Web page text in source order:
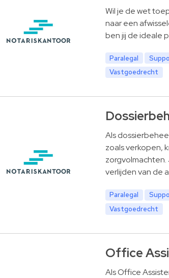
Wil je de wet
naar een
ben jij de ideale
Paralegal
Vastgoedrecht
Als
zoals verkopen,
verlijden van de
Paralegal
Vastgoedrecht
Office
Als Office